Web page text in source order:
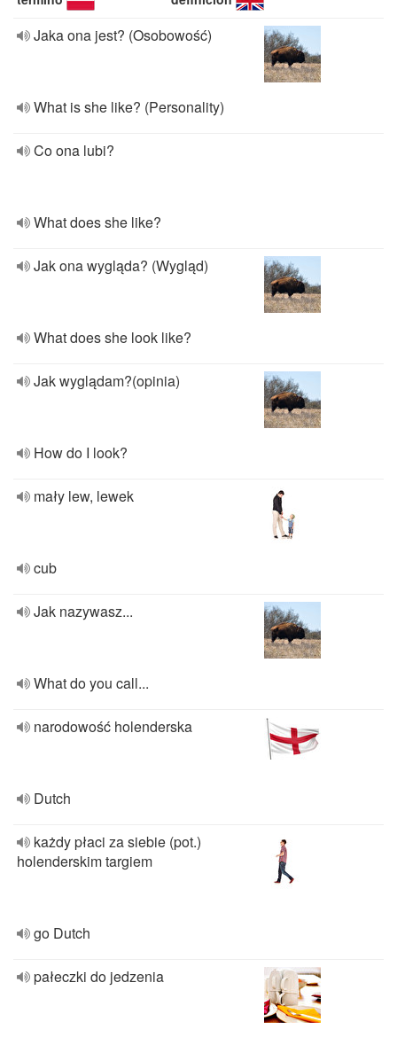
Jaka ona jest? (Osobowość)
What is she like? (Personality)
Co ona lubi?
What does she like?
Jak ona wygląda? (Wygląd)
What does she look like?
Jak wyglądam?(opinia)
How do I look?
mały lew, lewek
cub
Jak nazywasz...
What do you call...
narodowość holenderska
Dutch
każdy płaci za siebie (pot.)
holenderskim targiem
go Dutch
pałeczki do jedzenia